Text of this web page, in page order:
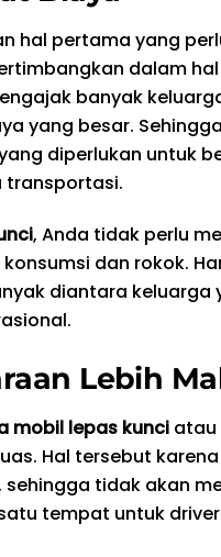
hal pertama yang
dalam
banyak
yang besar.
diperlukan untuk
transportasi.
, Anda tidak perlu
dan rokok.
diantara
Lebih
mobil lepas kunci atau
Hal tersebut
tidak akan
tempat untuk